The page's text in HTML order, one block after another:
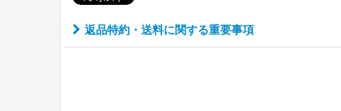
返品特約・送料に関する重要事項